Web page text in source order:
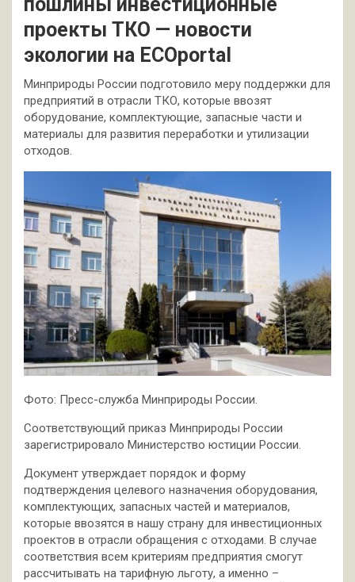
проекты ТКО — новости
экологии на ECOportal
Минприроды России подготовило меру поддержки для
предприятий в отрасли ТКО, которые ввозят
оборудование, комплектующие, запасные части и
материалы для развития переработки и утилизации
отходов.
Фото: Пресс-служба Минприроды России.
Соответствующий приказ Минприроды России
зарегистрировало Министерство юстиции России.
Документ утверждает порядок и форму
подтверждения целевого назначения оборудования,
комплектующих, запасных частей и материалов,
которые ввозятся в нашу страну для инвестиционных
проектов в отрасли обращения с отходами. В случае
соответствия всем критериям предприятия смогут
рассчитывать на тарифную льготу, а именно –